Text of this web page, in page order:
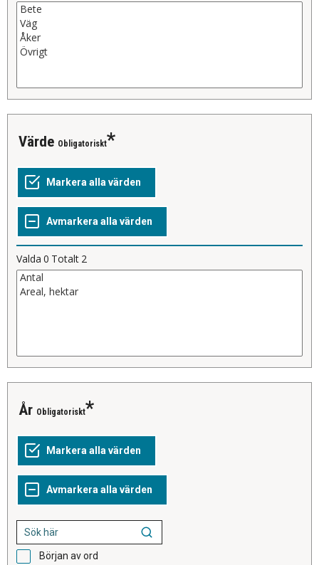
Värde Obligatoriskt
Valda 0 Totalt 2
År Obligatoriskt
Början av ord